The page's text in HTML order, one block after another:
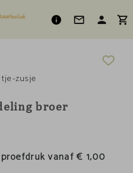
zusje
broer
vanaf€ 1,00